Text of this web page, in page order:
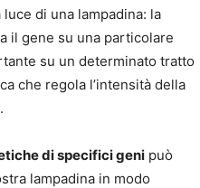
di una lampadina: la
il gene su una particolare
su un determinato tratto
che regola l’intensità della
di specifici geni può
lampadina in modo